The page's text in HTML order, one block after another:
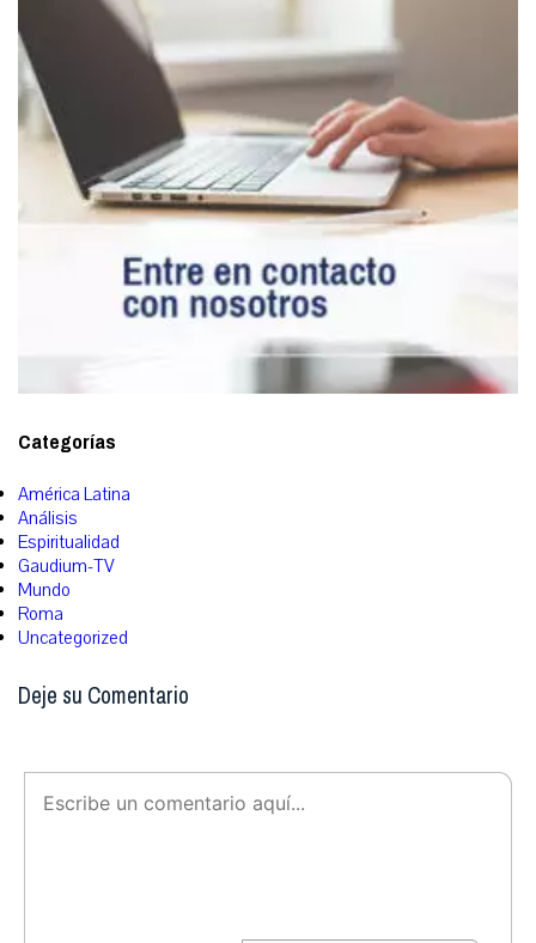
Categorías
América Latina
Análisis
Espiritualidad
Gaudium-TV
Mundo
Roma
Uncategorized
Deje su Comentario